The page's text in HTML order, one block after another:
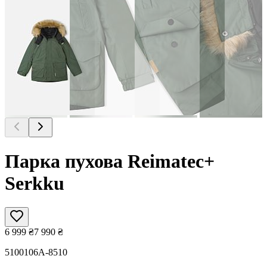
Парка пухова Reimatec+
Serkku
6 999 ₴7 990 ₴
5100106A-8510